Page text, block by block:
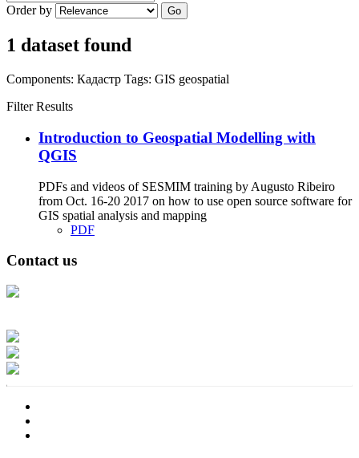
Order by Go
1 dataset found
Components: Кадастр Tags: GIS geospatial
Filter Results
Introduction to Geospatial Modelling with
QGIS
PDFs and videos of SESMIM training by Augusto Ribeiro
from Oct. 16-20 2017 on how to use open source software for
GIS spatial analysis and mapping
PDF
Contact us